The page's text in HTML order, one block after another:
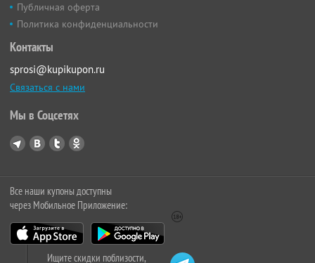
Публичная оферта
Политика конфиденциальности
Контакты
sprosi@kupikupon.ru
Связаться с нами
Мы в Соцсетях
Все наши купоны доступны
через Мобильное Приложение:
Ищите скидки поблизости,